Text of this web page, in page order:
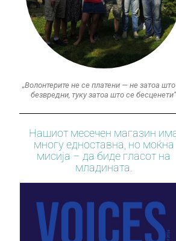
„Волонтерите не се платени — не затоа
безвредни, туку затоа што се бесценети“
Нашиот месечен магазин
многу едноставна, но моќна
мисија – да биде гласот на
младината.